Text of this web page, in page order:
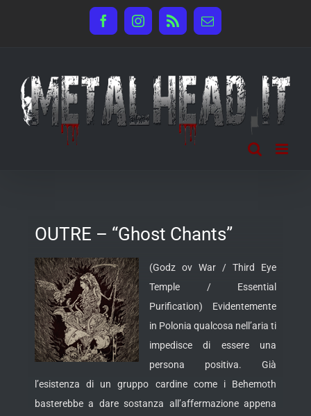
FacebookInstagram
Rss Email
OUTRE – “Ghost Chants”
(Godz ov War / Third Eye
Temple / Essential
Purification) Evidentemente
in Polonia qualcosa nell’aria ti
impedisce di essere una
persona positiva. Già
l’esistenza di un gruppo cardine come i Behemoth
basterebbe a dare sostanza all’affermazione appena